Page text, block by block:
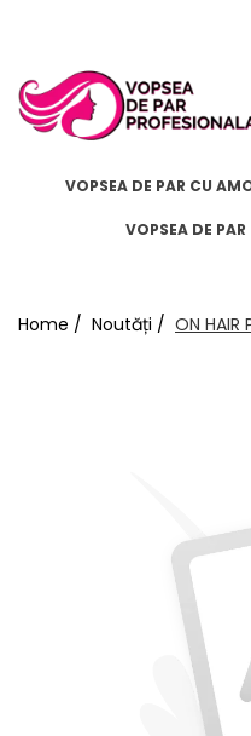
Branduri
Pro.Co
VOPSEA DE PAR CU
VOPSEA DE
Home / Noutăți / ON